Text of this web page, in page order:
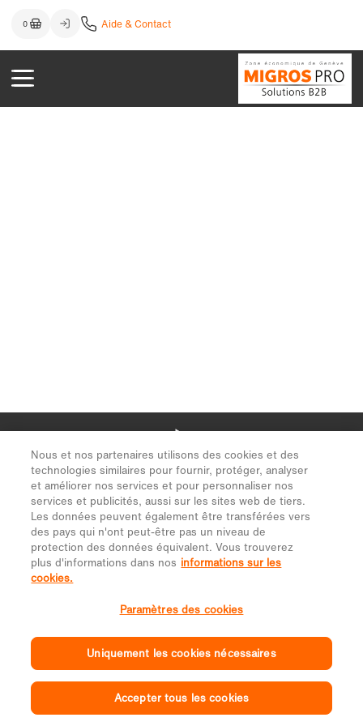
Nous et nos partenaires utilisons des cookies et des
technologies similaires pour fournir, protéger, analyser
et améliorer nos services et pour personnaliser nos
services et publicités, aussi sur les sites web de tiers.
Les données peuvent également être transférées vers
des pays qui n'ont peut-être pas un niveau de
protection des données équivalent. Vous trouverez
plus d'informations dans nos informations sur les
cookies.
Paramètres des cookies
Uniquement les cookies nécessaires
Accepter tous les cookies